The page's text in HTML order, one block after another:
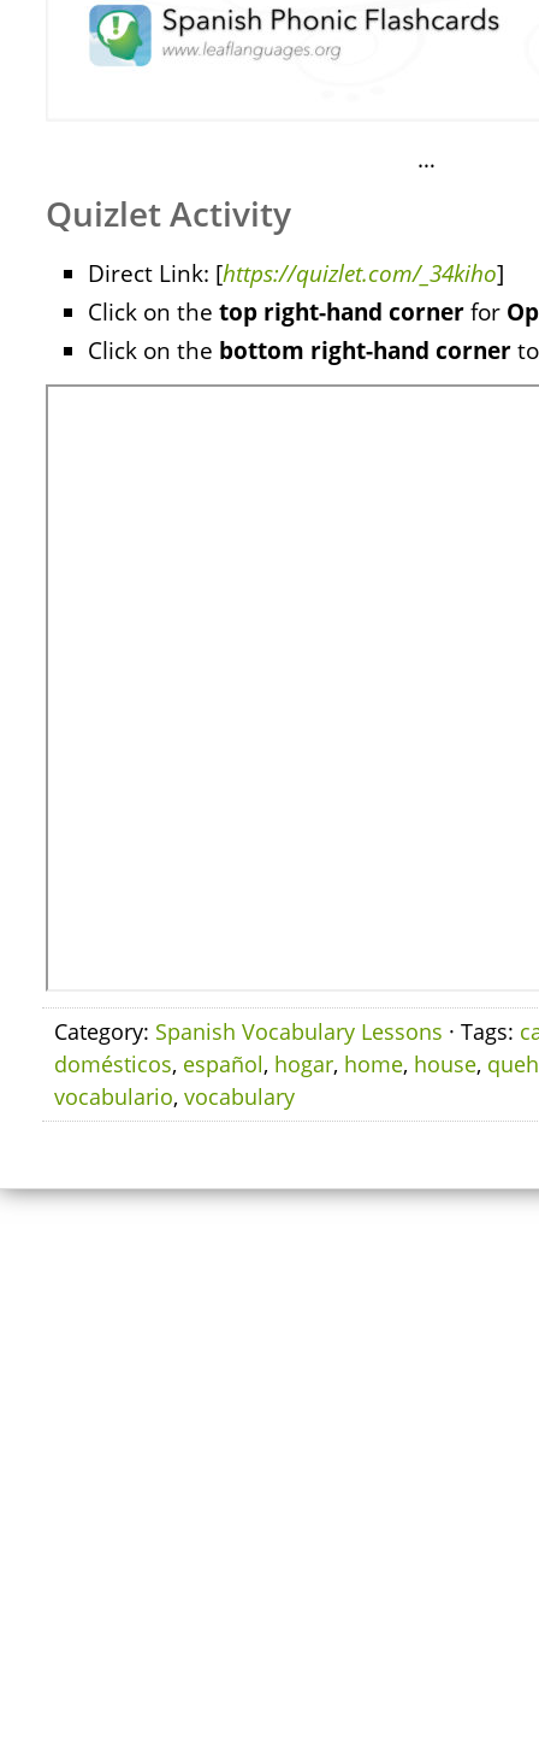
…
Quizlet Activity
Direct Link: [https://quizlet.com/_34kiho]
Click on the top right-hand cornerfor
Click on the bottom right-hand corner
Category: Spanish Vocabulary Lessons · Tags:
domésticos, español, hogar, home, house,
vocabulario, vocabulary